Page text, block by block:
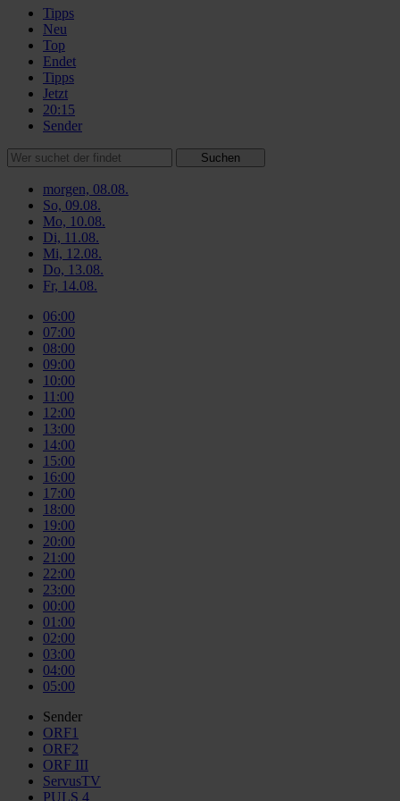
Tipps
Neu
Top
Endet
Tipps
Jetzt
20:15
Sender
Suchen
morgen, 08.08.
So, 09.08.
Mo, 10.08.
Di, 11.08.
Mi, 12.08.
Do, 13.08.
Fr, 14.08.
06:00
07:00
08:00
09:00
10:00
11:00
12:00
13:00
14:00
15:00
16:00
17:00
18:00
19:00
20:00
21:00
22:00
23:00
00:00
01:00
02:00
03:00
04:00
05:00
Sender
ORF1
ORF2
ORF III
ServusTV
PULS 4